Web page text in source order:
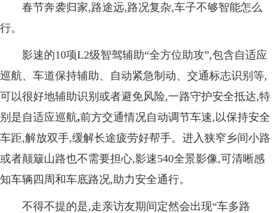
春节奔袭归家,路途远,路况复杂,车子不够智能怎么
行。
影速的10项L2级智驾辅助“全方位助攻”,包含自适应
巡航、车道保持辅助、自动紧急制动、交通标志识别等,
可以很好地辅助识别或者避免风险,一路守护安全抵达,特
别是自适应巡航,前方交通情况自动调节车速, 以保持安全
车距,解放双手,缓解长途疲劳好帮手。进入狭窄乡间小路
或者颠簸山路也不需要担心,影速540全景影像,可清晰感
知车辆四周和车底路况,助力安全通行。
不得不提的是,走亲访友期间定然会出现“车多路